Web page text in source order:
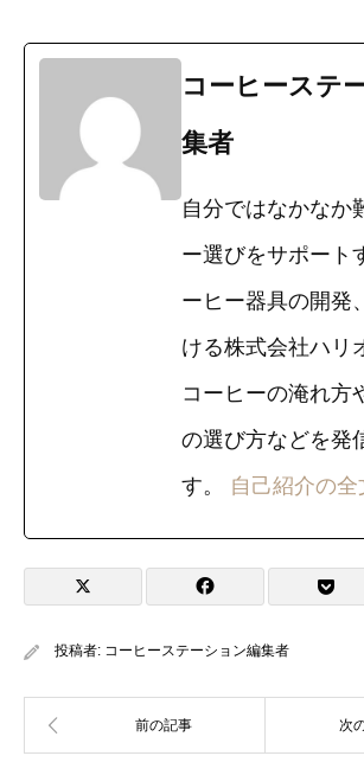
コーヒーステ
集者
自分ではなかなか
ー選びをサポート
ーヒー器具の開発
ける株式会社ハリ
コーヒーの淹れ方
の選び方などを発
す。 自己紹介の
投稿者: コーヒーステーション編集者